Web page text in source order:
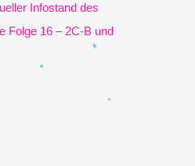
Infostand des
Folge 16 – 2C-B und